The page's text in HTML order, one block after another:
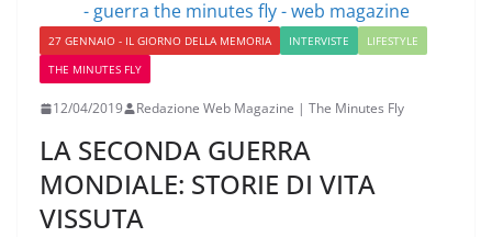
27 GENNAIO - IL GIORNO DELLA MEMORIA INTERVISTE
LIFESTYLE
THE MINUTES FLY
12/04/2019 Redazione Web Magazine | The Minutes Fly
LA SECONDA GUERRA
MONDIALE: STORIE DI VITA
VISSUTA